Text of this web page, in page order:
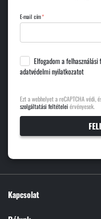
E-mail cím
Elfogadom a
adatvédelmi nyilatkozatot
Ezt a webhelyet a reCAPTCHA védi,
szolgáltatási feltételei érvényesek.
Kapcsolat